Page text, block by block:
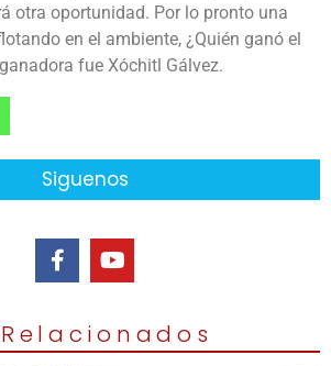
otra oportunidad. Por lo pronto una
en el ambiente, ¿Quién ganó el
fue Xóchitl Gálvez.
Siguenos